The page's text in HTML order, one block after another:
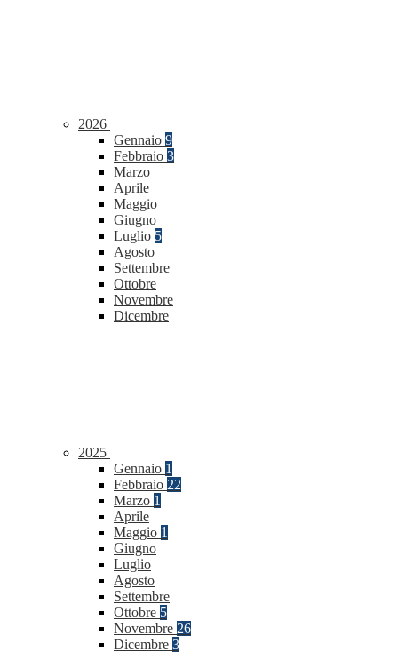
2026
Gennaio 9
Febbraio 3
Marzo
Aprile
Maggio
Giugno
Luglio 5
Agosto
Settembre
Ottobre
Novembre
Dicembre
2025
Gennaio 1
Febbraio 22
Marzo 1
Aprile
Maggio 1
Giugno
Luglio
Agosto
Settembre
Ottobre 5
Novembre 26
Dicembre 3